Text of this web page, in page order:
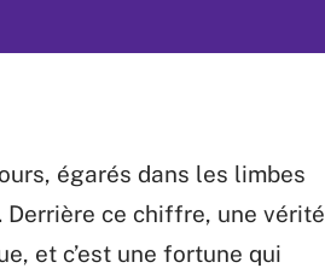
égarés dans les limbes
Derrière ce chiffre, une vérité
et c’est une fortune qui